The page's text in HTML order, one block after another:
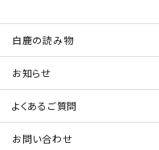
白鹿の読み物
お知らせ
よくあるご質問
お問い合わせ